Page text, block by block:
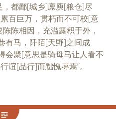
，都鄙[城乡]廪庾[粮仓]尽
百巨万，贯朽而不可校[意
陈相因，充溢露积于外，
有马，阡陌[天野]之间成
会聚[意思是骑母马让人看不
谊[品行]而黜愧辱焉”。